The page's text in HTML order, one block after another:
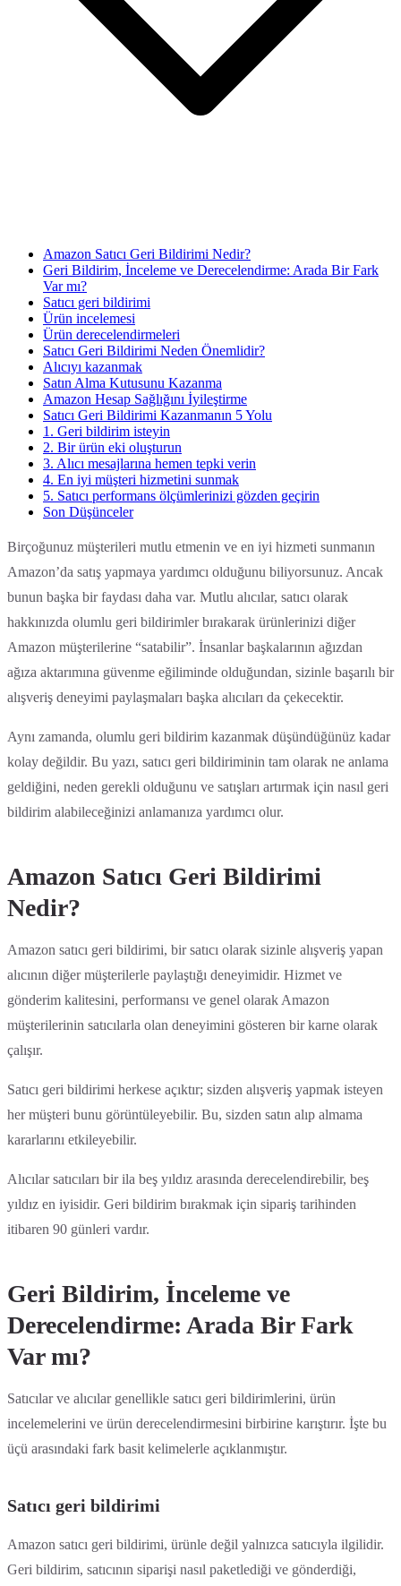
Amazon Satıcı Geri Bildirimi Nedir?
Geri Bildirim, İnceleme ve Derecelendirme: Arada Bir Fark
Var mı?
Satıcı geri bildirimi
Ürün incelemesi
Ürün derecelendirmeleri
Satıcı Geri Bildirimi Neden Önemlidir?
Alıcıyı kazanmak
Satın Alma Kutusunu Kazanma
Amazon Hesap Sağlığını İyileştirme
Satıcı Geri Bildirimi Kazanmanın 5 Yolu
1. Geri bildirim isteyin
2. Bir ürün eki oluşturun
3. Alıcı mesajlarına hemen tepki verin
4. En iyi müşteri hizmetini sunmak
5. Satıcı performans ölçümlerinizi gözden geçirin
Son Düşünceler
Birçoğunuz müşterileri mutlu etmenin ve en iyi hizmeti sunmanın
Amazon’da satış yapmaya yardımcı olduğunu biliyorsunuz. Ancak
bunun başka bir faydası daha var. Mutlu alıcılar, satıcı olarak
hakkınızda olumlu geri bildirimler bırakarak ürünlerinizi diğer
Amazon müşterilerine “satabilir”. İnsanlar başkalarının ağızdan
ağıza aktarımına güvenme eğiliminde olduğundan, sizinle başarılı bir
alışveriş deneyimi paylaşmaları başka alıcıları da çekecektir.
Aynı zamanda, olumlu geri bildirim kazanmak düşündüğünüz kadar
kolay değildir. Bu yazı, satıcı geri bildiriminin tam olarak ne anlama
geldiğini, neden gerekli olduğunu ve satışları artırmak için nasıl geri
bildirim alabileceğinizi anlamanıza yardımcı olur.
Amazon Satıcı Geri Bildirimi
Nedir?
Amazon satıcı geri bildirimi, bir satıcı olarak sizinle alışveriş yapan
alıcının diğer müşterilerle paylaştığı deneyimidir. Hizmet ve
gönderim kalitesini, performansı ve genel olarak Amazon
müşterilerinin satıcılarla olan deneyimini gösteren bir karne olarak
çalışır.
Satıcı geri bildirimi herkese açıktır; sizden alışveriş yapmak isteyen
her müşteri bunu görüntüleyebilir. Bu, sizden satın alıp almama
kararlarını etkileyebilir.
Alıcılar satıcıları bir ila beş yıldız arasında derecelendirebilir, beş
yıldız en iyisidir. Geri bildirim bırakmak için sipariş tarihinden
itibaren 90 günleri vardır.
Geri Bildirim, İnceleme ve
Derecelendirme: Arada Bir Fark
Var mı?
Satıcılar ve alıcılar genellikle satıcı geri bildirimlerini, ürün
incelemelerini ve ürün derecelendirmesini birbirine karıştırır. İşte bu
üçü arasındaki fark basit kelimelerle açıklanmıştır.
Satıcı geri bildirimi
Amazon satıcı geri bildirimi, ürünle değil yalnızca satıcıyla ilgilidir.
Geri bildirim, satıcının siparişi nasıl paketlediği ve gönderdiği,